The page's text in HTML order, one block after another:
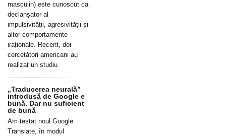
masculin) este cunoscut ca
declanșator al
impulsivității, agresivității și
altor comportamente
iraționale. Recent, doi
cercetători americani au
realizat un studiu
„Traducerea neurală”
introdusă de Google e
bună. Dar nu suficient
de bună
Am testat noul Google
Translate, în modul